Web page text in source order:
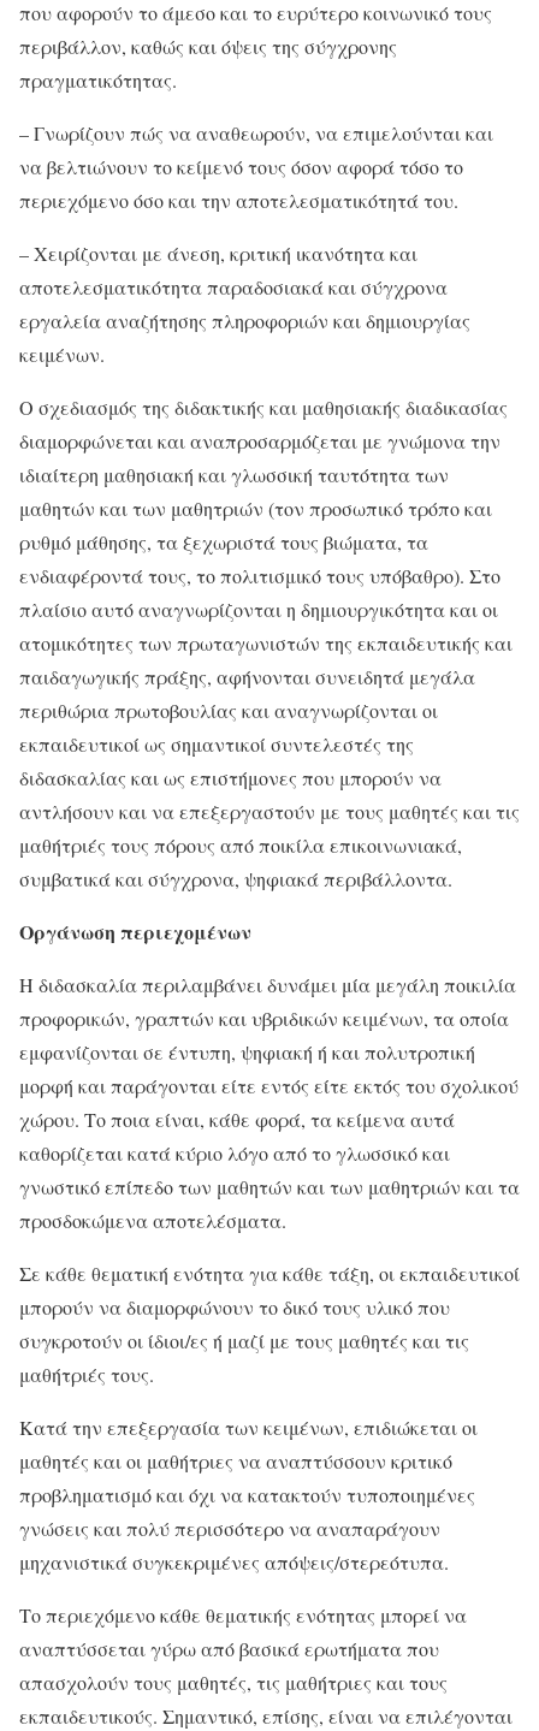
που αφορούν το άμεσο και το ευρύτερο κοινωνικό τους
περιβάλλον, καθώς και όψεις της σύγχρονης
πραγματικότητας.
– Γνωρίζουν πώς να αναθεωρούν, να επιμελούνται και
να βελτιώνουν το κείμενό τους όσον αφορά τόσο το
περιεχόμενο όσο και την αποτελεσματικότητά του.
– Χειρίζονται με άνεση, κριτική ικανότητα και
αποτελεσματικότητα παραδοσιακά και σύγχρονα
εργαλεία αναζήτησης πληροφοριών και δημιουργίας
κειμένων.
Ο σχεδιασμός της διδακτικής και μαθησιακής διαδικασίας
διαμορφώνεται και αναπροσαρμόζεται με γνώμονα την
ιδιαίτερη μαθησιακή και γλωσσική ταυτότητα των
μαθητών και των μαθητριών (τον προσωπικό τρόπο και
ρυθμό μάθησης, τα ξεχωριστά τους βιώματα, τα
ενδιαφέροντά τους, το πολιτισμικό τους υπόβαθρο). Στο
πλαίσιο αυτό αναγνωρίζονται η δημιουργικότητα και οι
ατομικότητες των πρωταγωνιστών της εκπαιδευτικής και
παιδαγωγικής πράξης, αφήνονται συνειδητά μεγάλα
περιθώρια πρωτοβουλίας και αναγνωρίζονται οι
εκπαιδευτικοί ως σημαντικοί συντελεστές της
διδασκαλίας και ως επιστήμονες που μπορούν να
αντλήσουν και να επεξεργαστούν με τους μαθητές και τις
μαθήτριές τους πόρους από ποικίλα επικοινωνιακά,
συμβατικά και σύγχρονα, ψηφιακά περιβάλλοντα.
Οργάνωση περιεχομένων
Η διδασκαλία περιλαμβάνει δυνάμει μία μεγάλη ποικιλία
προφορικών, γραπτών και υβριδικών κειμένων, τα οποία
εμφανίζονται σε έντυπη, ψηφιακή ή και πολυτροπική
μορφή και παράγονται είτε εντός είτε εκτός του σχολικού
χώρου. Το ποια είναι, κάθε φορά, τα κείμενα αυτά
καθορίζεται κατά κύριο λόγο από το γλωσσικό και
γνωστικό επίπεδο των μαθητών και των μαθητριών και τα
προσδοκώμενα αποτελέσματα.
Σε κάθε θεματική ενότητα για κάθε τάξη, οι εκπαιδευτικοί
μπορούν να διαμορφώνουν το δικό τους υλικό που
συγκροτούν οι ίδιοι/ες ή μαζί με τους μαθητές και τις
μαθήτριές τους.
Κατά την επεξεργασία των κειμένων, επιδιώκεται οι
μαθητές και οι μαθήτριες να αναπτύσσουν κριτικό
προβληματισμό και όχι να κατακτούν τυποποιημένες
γνώσεις και πολύ περισσότερο να αναπαράγουν
μηχανιστικά συγκεκριμένες απόψεις/στερεότυπα.
Το περιεχόμενο κάθε θεματικής ενότητας μπορεί να
αναπτύσσεται γύρω από βασικά ερωτήματα που
απασχολούν τους μαθητές, τις μαθήτριες και τους
εκπαιδευτικούς. Σημαντικό, επίσης, είναι να επιλέγονται